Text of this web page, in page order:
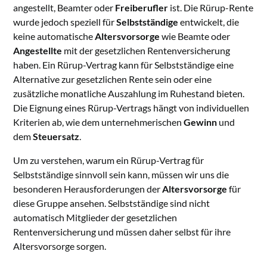
angestellt, Beamter oder Freiberufler ist. Die Rürup-Rente
wurde jedoch speziell fürSelbstständige entwickelt, die
keine automatischeAltersvorsorge wie Beamte oder
Angestellte mit der gesetzlichen Rentenversicherung
haben. Ein Rürup-Vertrag kann für Selbstständige eine
Alternative zur gesetzlichen Rente sein oder eine
zusätzliche monatliche Auszahlung im Ruhestand bieten.
Die Eignung eines Rürup-Vertrags hängt von individuellen
Kriterien ab, wie dem unternehmerischenGewinn und
demSteuersatz.
Um zu verstehen, warum ein Rürup-Vertrag für
Selbstständige sinnvoll sein kann, müssen wir uns die
besonderen Herausforderungen derAltersvorsorge für
diese Gruppe ansehen. Selbstständige sind nicht
automatisch Mitglieder der gesetzlichen
Rentenversicherung und müssen daher selbst für ihre
Altersvorsorge sorgen.